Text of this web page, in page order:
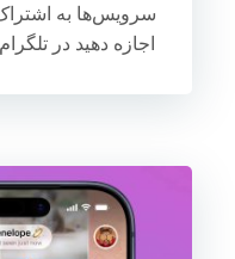
سرویس‌ها به
اجازه دهید در